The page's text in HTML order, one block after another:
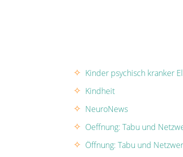
Kinder psychisch kranker
Kindheit
NeuroNews
Oeffnung: Tabu und
Öffnung: Tabu und